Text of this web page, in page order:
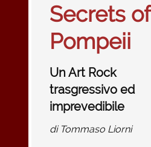
Secrets of
Pompeii
Un Art Rock
trasgressivo ed
imprevedibile
di Tommaso Liorni